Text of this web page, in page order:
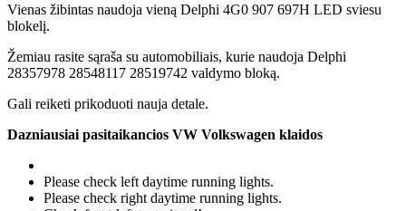
Vienas žibintas naudoja vieną Delphi 4G0 907 697H LED sviesu
blokelį.
Žemiau rasite sąraša su automobiliais, kurie naudoja Delphi
28357978 28548117 28519742 valdymo bloką.
Gali reiketi prikoduoti nauja detale.
Dazniausiai pasitaikancios VW Volkswagen klaidos
Please check left daytime running lights.
Please check right daytime running lights.